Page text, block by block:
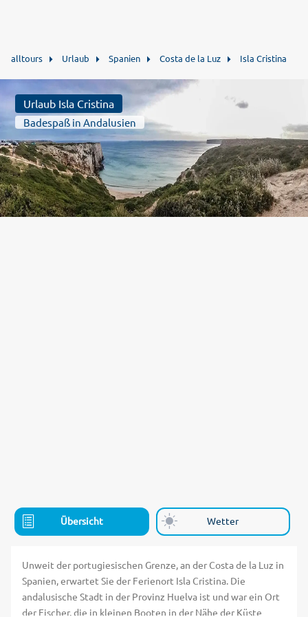
alltours Urlaub Spanien Costa de la Luz Isla Cristina
Urlaub Isla Cristina
Badespaß in Andalusien
Übersicht Wetter
Unweit der portugiesischen Grenze, an der Costa de la Luz in
Spanien, erwartet Sie der Ferienort Isla Cristina. Die
andalusische Stadt in der Provinz Huelva ist und war ein Ort
der Fischer, die in kleinen Booten in der Nähe der Küste